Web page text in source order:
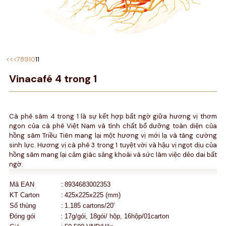
<<<7891011
Vinacafé 4 trong 1
Cà phê sâm 4 trong 1 là sự kết hợp bất ngờ giữa hương vị thơm
ngon của cà phê Việt Nam và tính chất bổ dưỡng toàn diện của
hồng sâm Triều Tiên mang lại một hương vị mới lạ và tăng cường
sinh lực. Hương vị cà phê 3 trong 1 tuyệt vời và hậu vị ngọt dịu của
hồng sâm mang lại cảm giác sảng khoái và sức làm việc dẻo dai bất
ngờ.
Mã EAN : 8934683002353
KT Carton
: 425x225x225 (mm)
Số thùng
: 1.185 cartons/20′
Đóng gói
: 17g/gói, 18gói/ hộp, 16hộp/01carton